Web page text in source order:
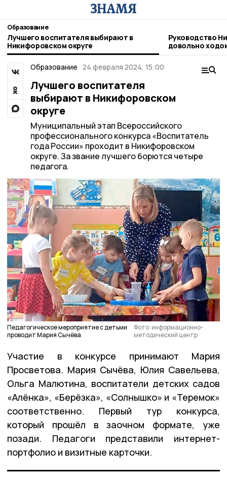
Образование
Лучшего воспитателя выбирают в
Никифоровском округе
Руководство
довольно
Образование 24 февраля 2024, 15:00
Лучшего воспитателя
выбирают в Никифоровском
округе
Муниципальный этап Всероссийского
профессионального конкурса «Воспитатель
года России» проходит в Никифоровском
округе. За звание лучшего борются четыре
педагога.
Педагогическое мероприятие с детьми
проводит Мария Сычёва
Фото: информационно-
методический центр
Участие в конкурсе принимают Мария
Просветова. Мария Сычёва, Юлия Савельева,
Ольга Малютина, воспитатели детских садов
«Алёнка», «Берёзка», «Солнышко» и «Теремок»
соответственно. Первый тур конкурса,
который прошёл в заочном формате, уже
позади. Педагоги представили интернет-
портфолио и визитные карточки.